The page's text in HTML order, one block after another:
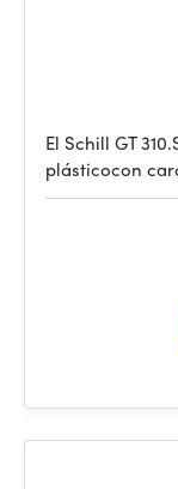
El Schill GT
plásticocon